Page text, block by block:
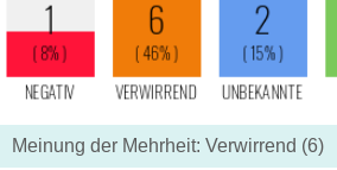
Meinung der Mehrheit: Verwirrend (6)